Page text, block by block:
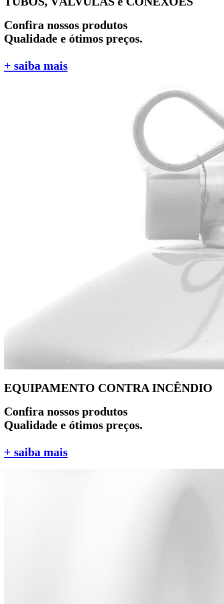
Confira nossos produtos
Qualidade e ótimos preços.
+ saiba mais
EQUIPAMENTO CONTRA INCÊNDIO
Confira nossos produtos
Qualidade e ótimos preços.
+ saiba mais